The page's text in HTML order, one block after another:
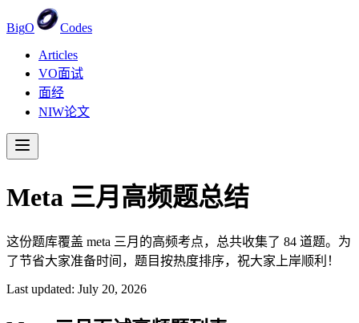
BigO
Codes
Articles
VO面试
面经
NIW论文
Meta 三月 高频题总结
这份题库覆盖 meta 三月的高频考点，总共收集了 84 道题。为
了节省大家准备时间，题目按热度排序，祝大家上岸顺利！
Last updated: July 20, 2026